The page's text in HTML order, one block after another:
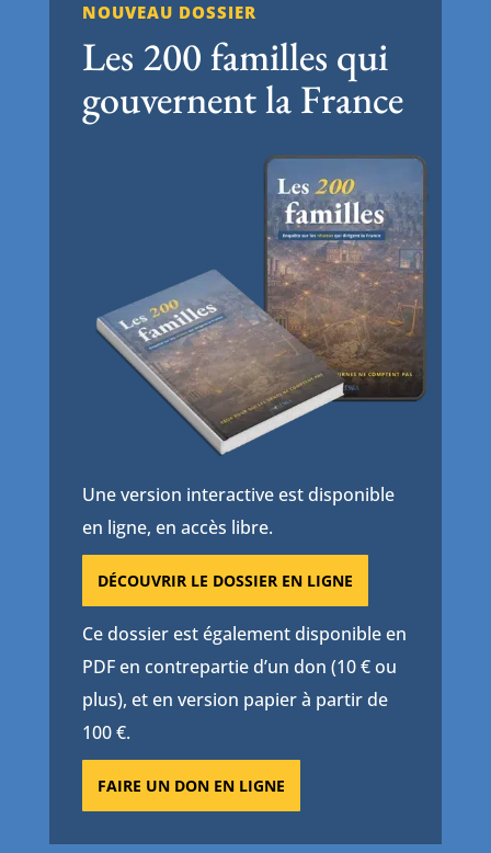
NOUVEAU DOSSIER
Les 200 familles qui
gouvernent la France
Une version interactive est disponible
en ligne, en accès libre.
DÉCOUVRIR LE DOSSIER EN LIGNE
Ce dossier est également disponible en
PDF en contrepartie d’un don (10 € ou
plus), et en version papier à partir de
100 €.
FAIRE UN DON EN LIGNE